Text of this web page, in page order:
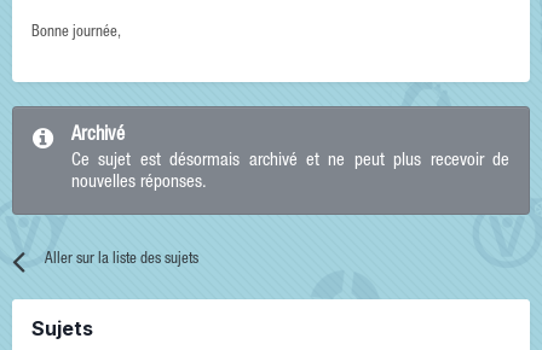
Bonne journée,
Archivé
Ce sujet est désormais archivé et ne peut plus recevoir de
nouvelles réponses.
Aller sur la liste des sujets
Sujets